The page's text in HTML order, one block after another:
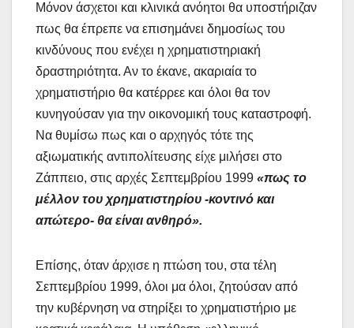
Μόνον άσχετοι και κλινικά ανόητοι θα υποστήριζαν
πως θα έπρεπε να επισημάνει δημοσίως του
κινδύνους που ενέχει η χρηματιστηριακή
δραστηριότητα. Αν το έκανε, ακαριαία το
χρηματιστήριο θα κατέρρεε και όλοι θα τον
κυνηγούσαν για την οικονομική τους καταστροφή.
Να θυμίσω πως και ο αρχηγός τότε της
αξιωματικής αντιπολίτευσης είχε μιλήσει στο
Ζάππειο, στις αρχές Σεπτεμβρίου 1999 «πως το
μέλλον του χρηματιστηρίου -κοντινό και
απώτερο- θα είναι ανθηρό».
Επίσης, όταν άρχισε η πτώση του, στα τέλη
Σεπτεμβρίου 1999, όλοι μα όλοι, ζητούσαν από
την κυβέρνηση να στηρίξει το χρηματιστήριο με